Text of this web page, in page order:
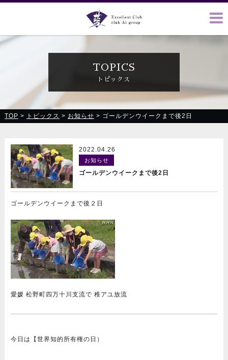
クラブ藍(あい)、クラブ恋(れん)、ルミナス、浪漫館で皆様の
お越しをお待ちしております
TOPICS
トピックス
TOP > トピックス > お知らせ > ゴールデンウイークまで後2日
2022.04.26
お知らせ
ゴールデンウイークまで後2日
ゴールデンウイークまで後２日
愛媛 松野町四万十川支流で 稚アユ放流
今日は【世界知的所有権の日）